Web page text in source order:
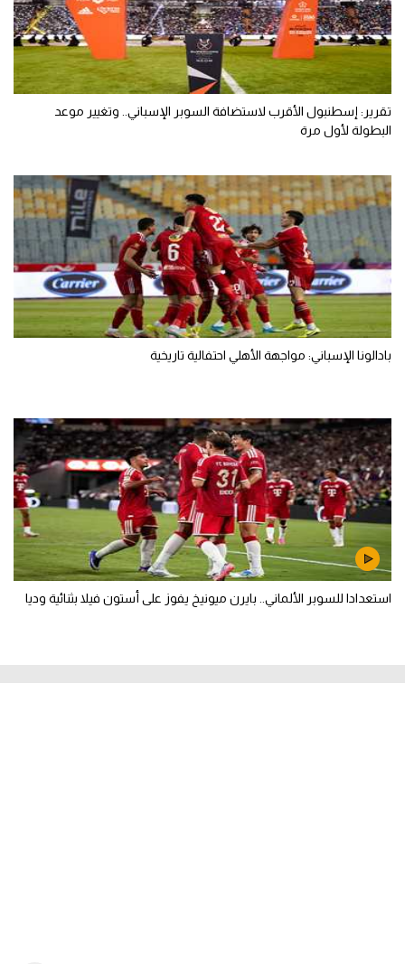
تقرير: إسطنبول الأقرب لاستضافة السوبر الإسباني.. وتغيير موعد
البطولة لأول مرة
بادالونا الإسباني: مواجهة الأهلي احتفالية تاريخية
استعدادا للسوبر الألماني.. بايرن ميونيخ يفوز على أستون فيلا بثنائية وديا